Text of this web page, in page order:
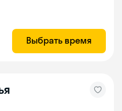
Выбрать время